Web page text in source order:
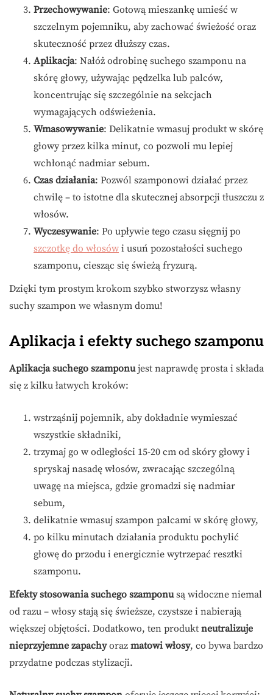
Przechowywanie: Gotową mieszankę umieść w
szczelnym pojemniku, aby zachować świeżość oraz
skuteczność przez dłuższy czas.
Aplikacja: Nałóż odrobinę suchego szamponu na
skórę głowy, używając pędzelka lub palców,
koncentrując się szczególnie na sekcjach
wymagających odświeżenia.
Wmasowywanie: Delikatnie wmasuj produkt w skórę
głowy przez kilka minut, co pozwoli mu lepiej
wchłonąć nadmiar sebum.
Czas działania: Pozwól szamponowi działać przez
chwilę – to istotne dla skutecznej absorpcji tłuszczu z
włosów.
Wyczesywanie: Po upływie tego czasu sięgnij po
szczotkę do włosów i usuń pozostałości suchego
szamponu, ciesząc się świeżą fryzurą.
Dzięki tym prostym krokom szybko stworzysz własny
suchy szampon we własnym domu!
Aplikacja i efekty suchego szamponu
Aplikacja suchego szamponujest naprawdę prosta i składa
się z kilku łatwych kroków:
wstrząśnij pojemnik, aby dokładnie wymieszać
wszystkie składniki,
trzymaj go w odległości 15-20 cm od skóry głowy i
spryskaj nasadę włosów, zwracając szczególną
uwagę na miejsca, gdzie gromadzi się nadmiar
sebum,
delikatnie wmasuj szampon palcami w skórę głowy,
po kilku minutach działania produktu pochylić
głowę do przodu i energicznie wytrzepać resztki
szamponu.
Efekty stosowania suchego szamponusą widoczne niemal
od razu – włosy stają się świeższe, czystsze i nabierają
większej objętości. Dodatkowo, ten produkt neutralizuje
nieprzyjemne zapachyoraz matowi włosy, co bywa bardzo
przydatne podczas stylizacji.